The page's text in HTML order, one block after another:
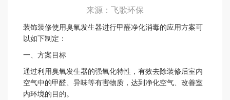
来源：飞歌环保
装饰装修使用臭氧发生器进行甲醛净化消毒的应用方案可
以如下制定：
一、方案目标
通过利用臭氧发生器的强氧化特性，有效去除装修后室内
空气中的甲醛、异味等有害物质，达到净化空气、改善室
内环境的目的。